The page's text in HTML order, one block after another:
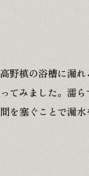
高野槙の浴槽に漏
ってみました。濡
間を塞ぐことで漏水